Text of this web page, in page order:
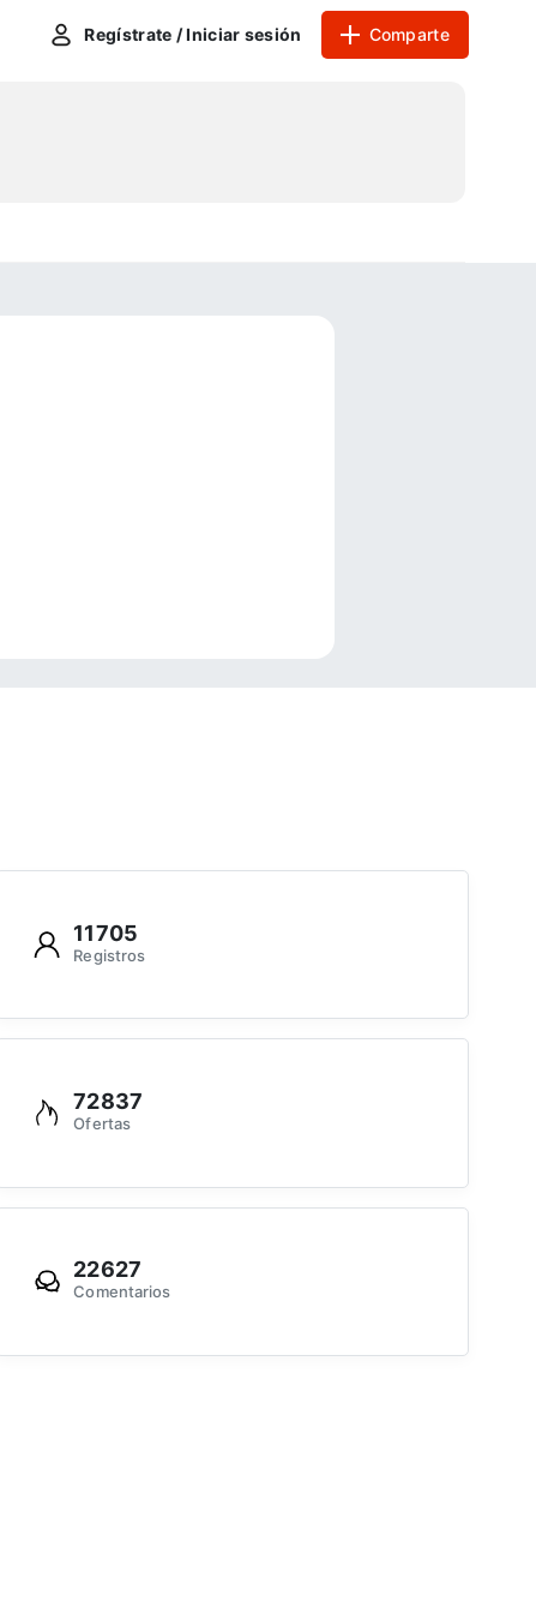
Regístrate / Iniciar sesión Comparte
11705
Registros
72837
Ofertas
22627
Comentarios